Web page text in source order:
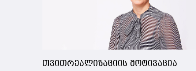
თვითრეალიზაციის მოტივაცია